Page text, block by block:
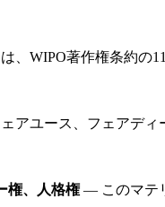
、WIPO著作権条約の
アユース、フェアディ
権、人格権— このマテ